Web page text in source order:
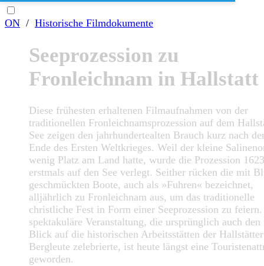
ON / Historische Filmdokumente
Seeprozession zu
Fronleichnam in Hallstatt
Diese frühesten erhaltenen Filmaufnahmen von der
traditionellen Fronleichnamsprozession auf dem
See zeigen den jahrhundertealten Brauch kurz nach
Ende des Ersten Weltkrieges. Weil der kleine
wenig Platz am Land hatte, wurde die Prozession 1623
erstmals auf den See verlegt. Seither rücken die mit
geschmückten Boote, auch als »Fuhren« bezeichnet,
alljährlich zu Fronleichnam aus, um das traditionelle
christliche Fest in Form einer Seeprozession zu
spektakuläre Veranstaltung, die ursprünglich auch den
Blick auf die historischen Arbeitsstätten der Hallstätter
Bergleute zelebrierte, ist heute längst eine
geworden.